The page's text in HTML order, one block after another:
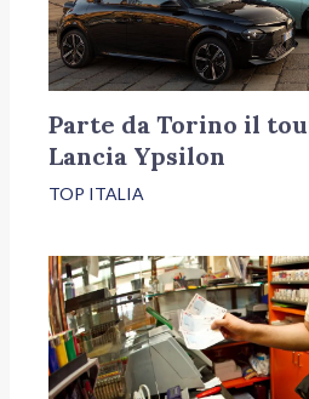
Parte da Torino il
Lancia Ypsilon
TOP ITALIA